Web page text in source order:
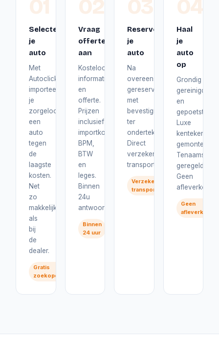
01
Selecteer
je
auto
Met
Autoclick
importeer
je
zorgeloos
een
auto
tegen
de
laagste
kosten.
Net
zo
makkelijk
als
bij
de
dealer.
Gratis
zoekopdracht
02
Vraag
offerte
aan
Kosteloos
informatie
en
offerte.
Prijzen
inclusief
importkosten,
BPM,
BTW
en
leges.
Binnen
24u
antwoord.
Binnen
24 uur
03
Reserveer
je
auto
Na
overeenstemming
gereserveerd
met
bevestiging
ter
ondertekening.
Direct
verzekerd
transport.
Verzekerd
transport
04
Haal
je
auto
op
Grondig
gereinigd
en
gepoetst.
Luxe
gemonteerd.
geregeld.
Geen
Geen
afleverkosten